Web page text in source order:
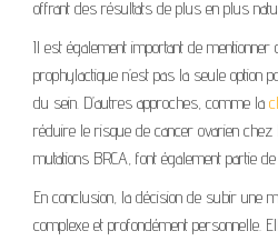
offrant des résultats de plus en plus
Il est également important de mentionner
prophylactique n’est pas la seule option
du sein. D’autres approches, comme la
réduire le risque de cancer ovarien
mutations BRCA, font également partie
En conclusion, la décision de subir une
complexe et profondément personnelle.